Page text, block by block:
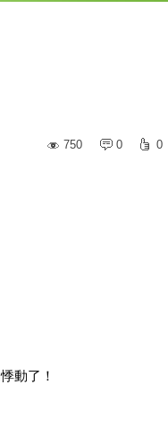
750
0 0
動了！